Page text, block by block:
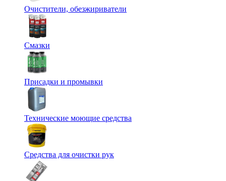
Очистители, обезжириватели
Смазки
Присадки и промывки
Технические моющие средства
Средства для очистки рук